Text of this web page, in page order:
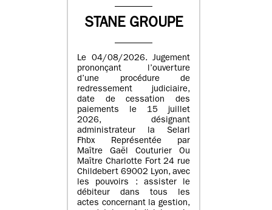
STANE GROUPE
Le 04/08/2026. Jugement
prononçant l’ouverture
d’une procédure de
redressement judiciaire,
date de cessation des
paiements le 15 juillet
2026, désignant
administrateur la Selarl
Fhbx Représentée par
Maître Gaël Couturier Ou
Maître Charlotte Fort 24 rue
Childebert 69002 Lyon, avec
les pouvoirs : assister le
débiteur dans tous les
actes concernant la gestion,